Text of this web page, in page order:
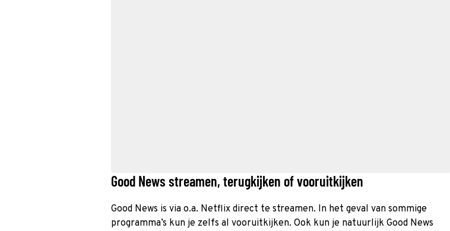
Good News streamen, terugkijken of vooruitkijken
Good News is via o.a. Netflix direct te streamen. In het geval van sommige
programma’s kun je zelfs al vooruitkijken. Ook kun je natuurlijk Good News